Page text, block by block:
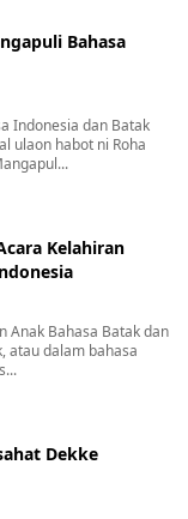
Bahasa
Indonesia dan Batak
ulaon habot ni Roha
Kelahiran
Anak Bahasa Batak dan
atau dalam bahasa
Dekke